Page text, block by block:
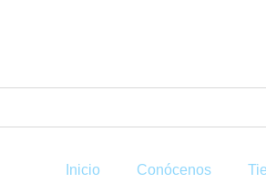
Inicio Conócenos